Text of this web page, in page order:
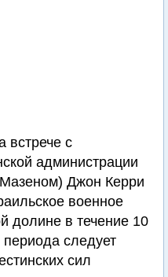
встрече с
администрации
Джон Керри
военное
долине в течение 10
следует
сил